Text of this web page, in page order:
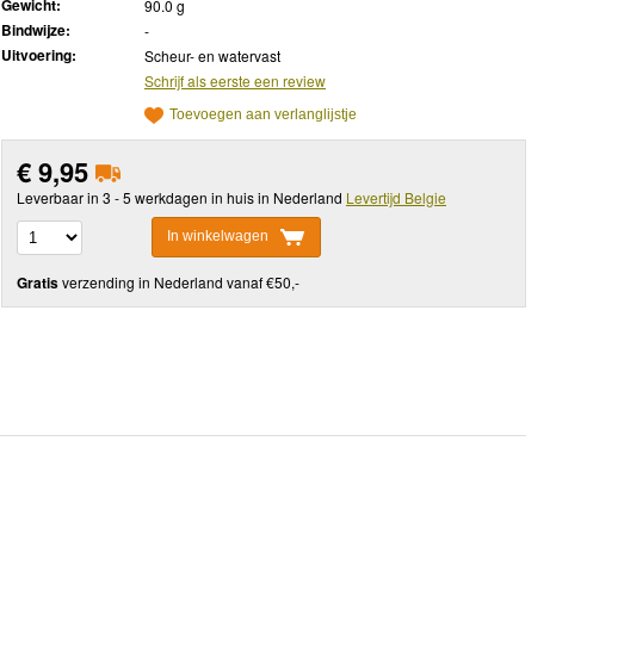
Gewicht: 90.0 g
Bindwijze: -
Uitvoering:
Scheur- en watervast
Schrijf als eerste een review
Toevoegen aan verlanglijstje
€9,95
Leverbaar in 3 - 5 werkdagen in huis in Nederland Levertijd Belgie
In winkelwagen
Gratisverzending in Nederland vanaf €50,-